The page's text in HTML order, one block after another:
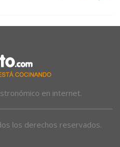
en internet.
los derechos reservados.